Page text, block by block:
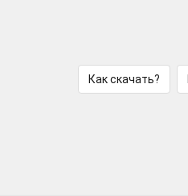
Как скачать?